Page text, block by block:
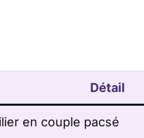
Détail
en couple pacsé